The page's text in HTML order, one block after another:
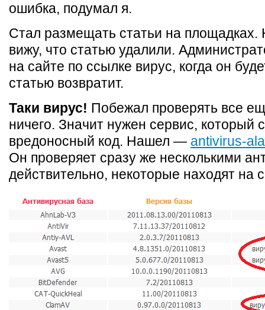
ошибка, подумал я.
Стал размещать статьи на площадках.
вижу, что статью удалили.
на сайте по ссылке вирус, когда он
статью возвратит.
Таки вирус! Побежал проверять все
ничего. Значит нужен сервис, который
вредоносный код. Нашел — antivirus-
Он проверяет сразу же несколькими
действительно, некоторые находят на